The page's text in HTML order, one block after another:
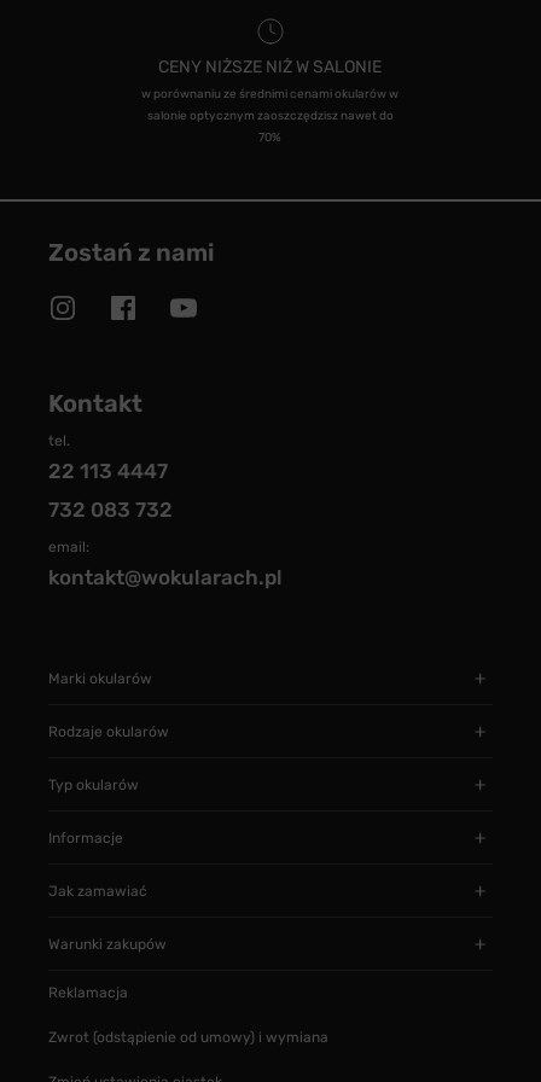
CENY NIŻSZE NIŻ W SALONIE
w porównaniu ze średnimi cenami okularów w
salonie optycznym zaoszczędzisz nawet do
70%
Zostań z nami
Kontakt
tel.
22 113 4447
732 083 732
email:
kontakt@wokularach.pl
Marki okularów
Rodzaje okularów
Typ okularów
Informacje
Jak zamawiać
Warunki zakupów
Reklamacja
Zwrot (odstąpienie od umowy) i wymiana